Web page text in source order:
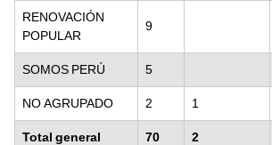
RENOVACIÓN
POPULAR
9
SOMOS PERÚ 5
NO AGRUPADO 2 1
Total general 70 2